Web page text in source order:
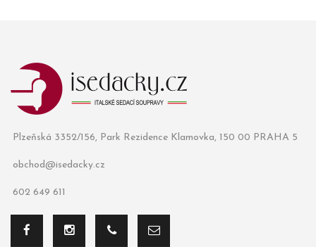
Plzeňská 3352/156, Park Rezidence Klamovka, 150 00 PRAHA 5
obchod@isedacky.cz
602 649 611